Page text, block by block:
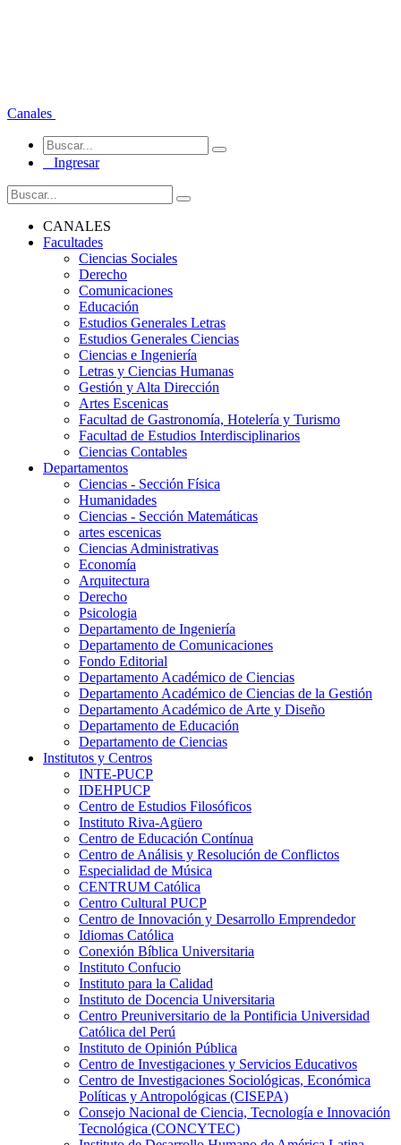
Canales
Ingresar
CANALES
Facultades
Ciencias Sociales
Derecho
Comunicaciones
Educación
Estudios Generales Letras
Estudios Generales Ciencias
Ciencias e Ingeniería
Letras y Ciencias Humanas
Gestión y Alta Dirección
Artes Escenicas
Facultad de Gastronomía, Hotelería y Turismo
Facultad de Estudios Interdisciplinarios
Ciencias Contables
Departamentos
Ciencias - Sección Física
Humanidades
Ciencias - Sección Matemáticas
artes escenicas
Ciencias Administrativas
Economía
Arquitectura
Derecho
Psicologia
Departamento de Ingeniería
Departamento de Comunicaciones
Fondo Editorial
Departamento Académico de Ciencias
Departamento Académico de Ciencias de la Gestión
Departamento Académico de Arte y Diseño
Departamento de Educación
Departamento de Ciencias
Institutos y Centros
INTE-PUCP
IDEHPUCP
Centro de Estudios Filosóficos
Instituto Riva-Agüero
Centro de Educación Contínua
Centro de Análisis y Resolución de Conflictos
Especialidad de Música
CENTRUM Católica
Centro Cultural PUCP
Centro de Innovación y Desarrollo Emprendedor
Idiomas Católica
Conexión Bíblica Universitaria
Instituto Confucio
Instituto para la Calidad
Instituto de Docencia Universitaria
Centro Preuniversitario de la Pontificia Universidad
Católica del Perú
Instituto de Opinión Pública
Centro de Investigaciones y Servicios Educativos
Centro de Investigaciones Sociológicas, Económica
Políticas y Antropológicas (CISEPA)
Consejo Nacional de Ciencia, Tecnología e Innovación
Tecnológica (CONCYTEC)